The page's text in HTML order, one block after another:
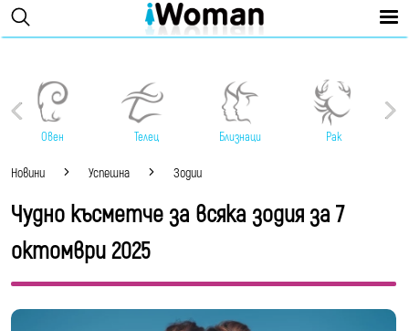
Овен Телец Близнаци Рак
Новини Успешна Зодии
Чудно късметче за всяка зодия за 7
октомври 2025